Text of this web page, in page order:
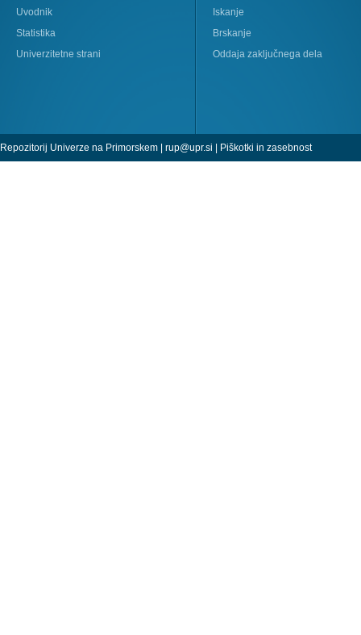
Uvodnik
Statistika
Univerzitetne strani
Iskanje
Brskanje
Oddaja zaključnega dela
Repozitorij Univerze na Primorskem | rup@upr.si | Piškotki in zasebnost